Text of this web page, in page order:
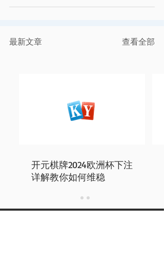
最新文章 查看全部
开元棋牌2024欧洲杯下注
详解教你如何维稳